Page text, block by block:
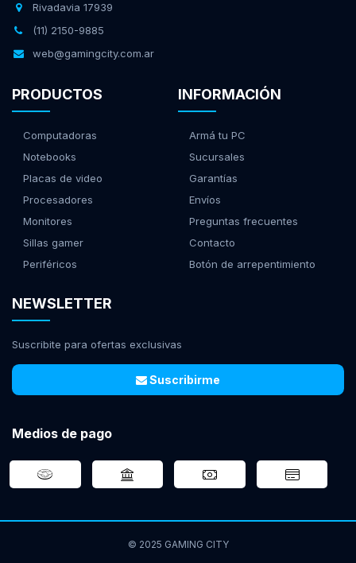
Rivadavia 17939
(11) 2150-9885
web@gamingcity.com.ar
PRODUCTOS
Computadoras
Notebooks
Placas de video
Procesadores
Monitores
Sillas gamer
Periféricos
INFORMACIÓN
Armá tu PC
Sucursales
Garantías
Envíos
Preguntas frecuentes
Contacto
Botón de arrepentimiento
NEWSLETTER
Suscribite para ofertas exclusivas
Suscribirme
Medios de pago
© 2025 GAMING CITY